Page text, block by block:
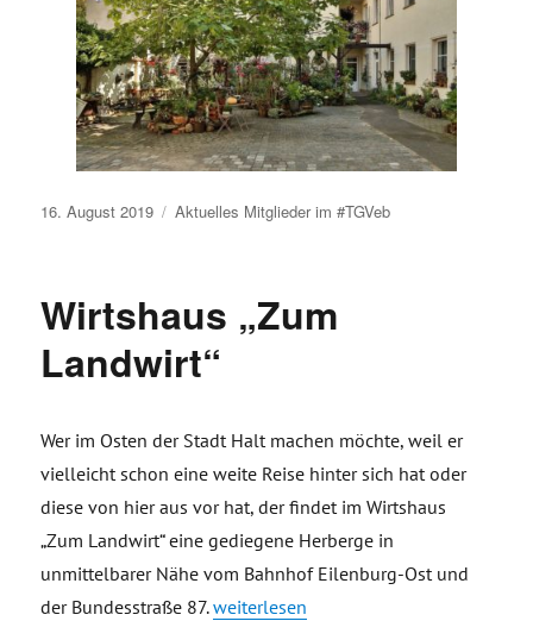
Veröffentlicht
16. August 2019 Aktuelles Mitglieder im #TGVeb
Wirtshaus „Zum
Landwirt“
Wer im Osten der Stadt Halt machen möchte, weil er
vielleicht schon eine weite Reise hinter sich hat oder
diese von hier aus vor hat, der findet im Wirtshaus
„Zum Landwirt“ eine gediegene Herberge in
unmittelbarer Nähe vom Bahnhof Eilenburg-Ost und
der Bundesstraße 87.„Wirtshaus „Zum Landwirt““
weiterlesen